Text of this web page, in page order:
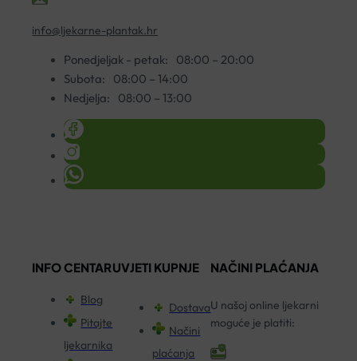
info@ljekarne-plantak.hr
Ponedjeljak - petak:
08:00 – 20:00
Subota:
08:00 – 14:00
Nedjelja:
08:00 – 13:00
INFO CENTAR
Blog
Pitajte
ljekarnika
UVJETI KUPNJE
Dostava
Načini
plaćanja
NAČINI PLAĆANJA
U našoj online ljekarni
moguće je platiti: